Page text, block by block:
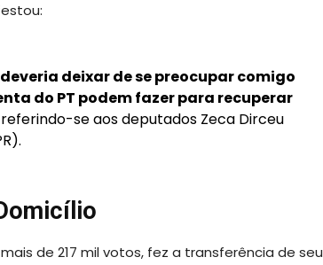
deixar de se preocupar comigo
do PT podem fazer para recuperar
referindo-se aos deputados Zeca Dirceu
de 217 mil votos, fez a transferência de seu